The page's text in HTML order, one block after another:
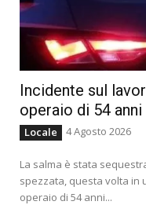
Incidente sul
operaio di 54 anni
Locale 4 Agosto 2026
La salma è stata
spezzata, questa volta in
operaio di 54 anni...